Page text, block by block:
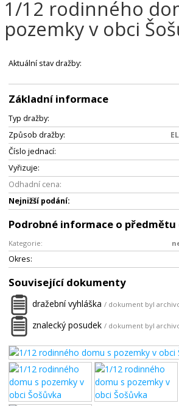
1/12 rodinného
pozemky v obci
Aktuální stav dražby:
Základní informace
Typ dražby:
Způsob dražby:
Číslo jednací:
Vyřizuje:
Odhadní cena:
Nejnižší podání:
Podrobné informace o předmětu
Kategorie:
Okres:
Související dokumenty
dražební vyhláška / dokument byl
znalecký posudek / dokument byl